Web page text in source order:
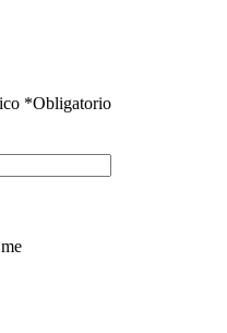
*Obligatorio